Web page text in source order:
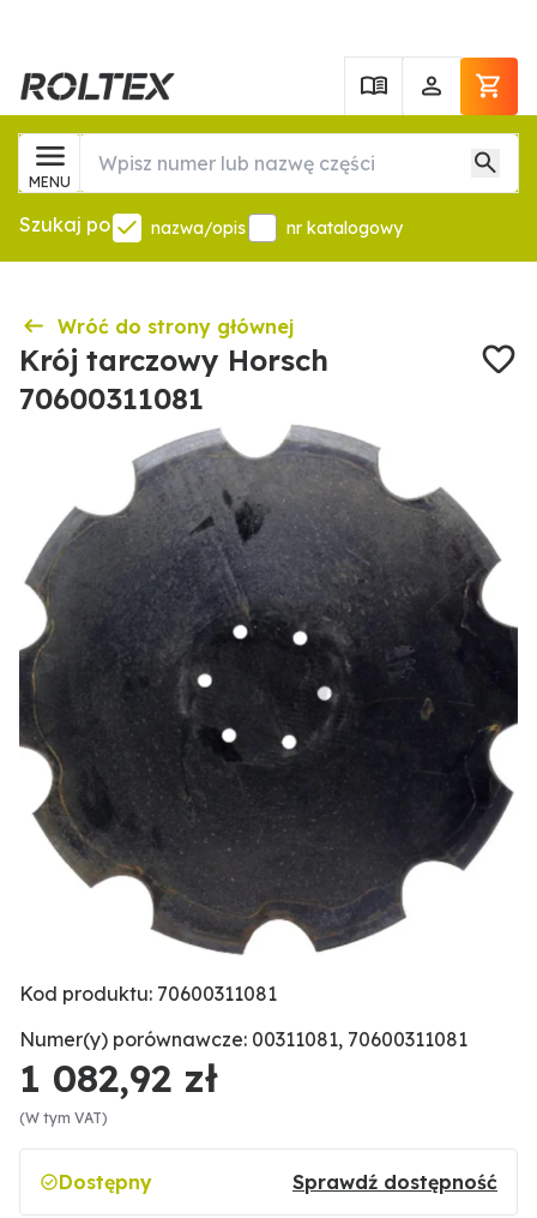
MENU
Szukaj po nazwa/opis nr katalogowy
Wróć do strony głównej
Krój tarczowy Horsch
70600311081
Kod produktu: 70600311081
Numer(y) porównawcze: 00311081, 70600311081
1 082,92 zł
(W tym VAT)
Dostępny Sprawdź dostępność